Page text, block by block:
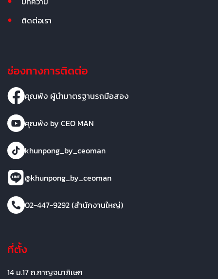
ติดต่อเรา
ช่องทางการติดต่อ
คุณพ้ง ผู้นำมาตรฐานรถมือสอง
คุณพ้ง by CEO MAN
khunpong_by_ceoman
@khunpong_by_ceoman
02-447-9292 (สำนักงานใหญ่)
ที่ตั้ง
14 ม.17 ถ.กาญจนาภิเษก